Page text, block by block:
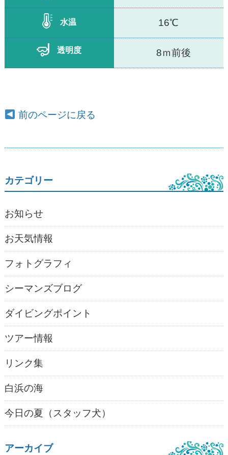
水温 16℃
透明度 8ｍ前後
前のページに戻る
カテゴリー
お知らせ
お天気情報
フォトグラフィ
シーマンズブログ
ダイビングポイント
ツアー情報
リンク集
白浜の海
今日の夏（スタッフ犬）
アーカイブ